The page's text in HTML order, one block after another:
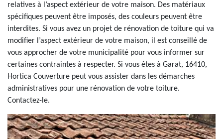
relatives à l’aspect extérieur de votre maison. Des matériaux
spécifiques peuvent être imposés, des couleurs peuvent être
interdites. Si vous avez un projet de rénovation de toiture qui va
modifier l’aspect extérieur de votre maison, il est conseillé de
vous approcher de votre municipalité pour vous informer sur
certaines contraintes à respecter. Si vous êtes à Garat, 16410,
Hortica Couverture peut vous assister dans les démarches
administratives pour une rénovation de votre toiture.
Contactez-le.